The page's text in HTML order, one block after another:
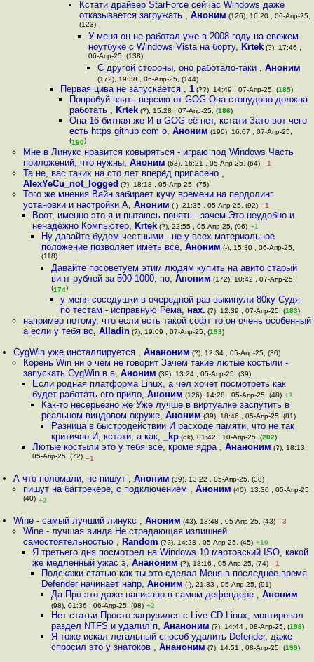
Кстати драйвер StarForce сейчас Windows даже
отказывается загружать , Аноним (126), 16:20 , 06-Апр-25,
(123)
У меня он не работал уже в 2008 году на свежем
ноутбуке с Windows Vista на борту, Krtek(?), 17:46 ,
06-Апр-25, (138)
С другой стороны, оно работало-таки ,Аноним
(172), 19:38 , 06-Апр-25, (144)
Первая цива не запускается , 1(??), 14:49 , 07-Апр-25, (185)
Попробуй взять версию от GOG Она стопудово должна
работать , Krtek (?), 15:28 , 07-Апр-25, (186)
Она 16-битная же И в GOG её нет, кстати Зато вот чего
есть https github com o,Аноним (190), 16:07 , 07-Апр-25,
(190)
Мне в Линукс нравится ковыряться - играю под Windows Часть
приложений, что нужны, Аноним (63), 16:21 , 05-Апр-25, (64) –1
Та не, вас таких на сто лет вперёд припасено ,
AlexYeCu_not_logged (?), 18:18 , 05-Апр-25, (75)
Того же мнения Вайн забирает кучу времени на пердолинг
установки и настройки А, Аноним (-), 21:35 , 05-Апр-25, (92) –1
Воот, именно это я и пытаюсь понять - зачем Это неудобно и
ненадёжно Компьютер, Krtek(?), 22:55 , 05-Апр-25, (96) +1
Ну давайте будем честными - не у всех материальное
положение позволяет иметь все,Аноним (-), 15:30 , 06-Апр-25,
(118)
Давайте посоветуем этим людям купить на авито старый
винт рублей за 500-1000, по, Аноним (172), 10:42 , 07-Апр-25,
(174)
у меня соседушки в очередной раз выкинули 80ку Судя
по тестам - исправную Рема, нах. (?), 12:39 , 07-Апр-25, (183)
например потому, что если есть такой софт то он очень особенный
а если у тебя вс, Alladin(?), 19:09 , 07-Апр-25, (193)
CygWin уже инсталлируется ,Ананоним (?), 12:34 , 05-Апр-25, (30)
Корень Win ни о чем не говорит Зачем такие лютые костыли -
запускать CygWin в в, Аноним (39), 13:24 , 05-Апр-25, (39)
Если родная платформа Linux, а чел хочет посмотреть как
будет работать его прило, Аноним (126), 14:28 , 05-Апр-25, (48) +1
Как-то несерьезно же Уже лучше в виртуалке заспутить в
реальном виндовом окруже,Аноним (39), 18:46 , 05-Апр-25, (81)
Разница в быстродействии И расходе памяти, что не так
критично И, кстати, а как, _kp(ok), 01:42 , 10-Апр-25, (202)
Лютые костыли это у тебя всё, кроме ядра , Ананоним (?), 18:13 ,
05-Апр-25, (72) –1
А что поломали, не пишут ,Аноним (39), 13:22 , 05-Апр-25, (38)
пишут на багтрекере, с подключением , Аноним (40), 13:30 , 05-Апр-25,
(40) +2
Wine - самый лучший линукс ,Аноним (43), 13:48 , 05-Апр-25, (43) –3
Wine - лучшая винда Не страдающая излишней
самостоятельностью , Random (??), 14:23 , 05-Апр-25, (45) +10
Я третьего дня посмотрел на Windows 10 мартовский ISO, какой
же медленный ужас э, Ананоним (?), 18:16 , 05-Апр-25, (74) –1
Подскажи статью как ты это сделал Меня в последнее время
Defender начинает напр,Аноним (-), 21:33 , 05-Апр-25, (91)
Да Про это даже написано в самом дефендере , Аноним
(98), 01:36 , 06-Апр-25, (98) +2
Нет статьи Просто загрузился с Live-CD Linux, монтировал
раздел NTFS и удалил п, Ананоним (?), 14:44 , 08-Апр-25, (198)
Я тоже искал легальный способ удалить Defender, даже
спросил это у знатоков , Ананоним (?), 14:51 , 08-Апр-25, (199)